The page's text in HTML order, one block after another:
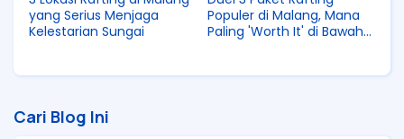
yang Serius Menjaga
Kelestarian Sungai
Populer di Malang, Mana
Paling 'Worth It' di Bawah
Cari Blog Ini